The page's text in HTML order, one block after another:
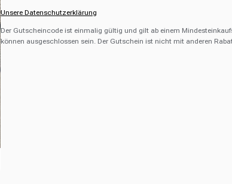
Unsere Datenschutzerklärung
Der Gutscheincode ist einmalig gültig und gilt ab einem
können ausgeschlossen sein. Der Gutschein ist nicht mit anderen